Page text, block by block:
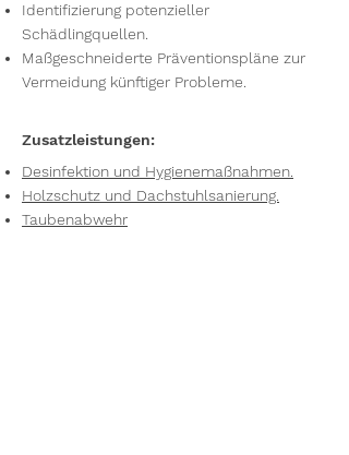
Identifizierung potenzieller
Schädlingquellen.
Maßgeschneiderte Präventionspläne zur
Vermeidung künftiger Probleme.
Zusatzleistungen:
Desinfektion und Hygienemaßnahmen.
Holzschutz und Dachstuhlsanierung.
Taubenabwehr